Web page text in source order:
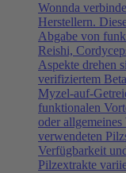
Wonnda
Herstellern.
Abgabe von
Reishi,
Aspekte drehen
verifiziertem
Myzel-auf-
funktionalen
oder
verwendeten
Verfügbarkeit
Pilzextrakte